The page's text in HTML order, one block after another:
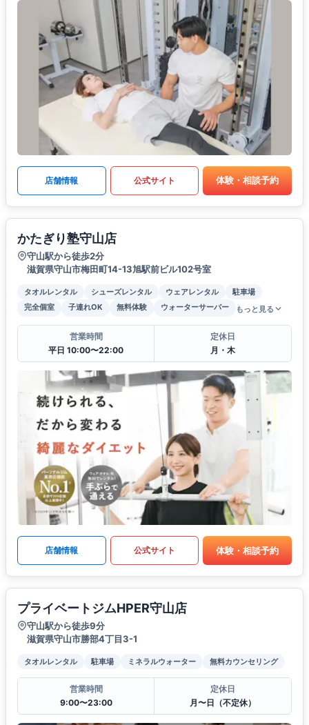
店舗情報 公式サイト 体験・相談予約
かたぎり塾守山店
守山駅から徒歩2分
滋賀県守山市梅田町14-13旭駅前ビル102号室
タオルレンタル シューズレンタル ウェアレンタル
駐車場
完全個室
子連れOK 無料体験 ウォーターサーバー もっと見る
営業時間
平日 10:00〜22:00
定休日
月・木
店舗情報 公式サイト 体験・相談予約
プライベートジムHPER守山店
守山駅から徒歩9分
滋賀県守山市勝部4丁目3-1
タオルレンタル 駐車場 ミネラルウォーター 無料カウンセリング
営業時間
9:00〜23:00
定休日
月〜日（不定休）